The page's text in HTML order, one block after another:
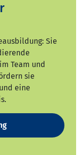
Sie
Team und
sie
eine